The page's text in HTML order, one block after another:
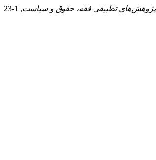
پژوهش‌های تطبیقی فقه، حقوق و سیاست